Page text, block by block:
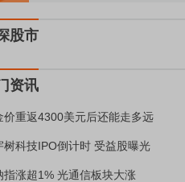
股市
资讯
价重返4300美元后还能走多远
树科技IPO倒计时 受益股曝光
指涨超1% 光通信板块大涨